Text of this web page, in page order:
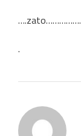
.